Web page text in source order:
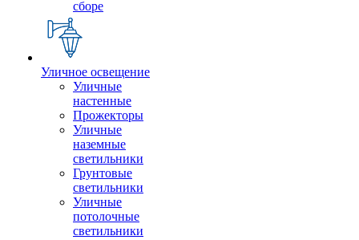
сборе
Уличное освещение
Уличные
настенные
Прожекторы
Уличные
наземные
светильники
Грунтовые
светильники
Уличные
потолочные
светильники